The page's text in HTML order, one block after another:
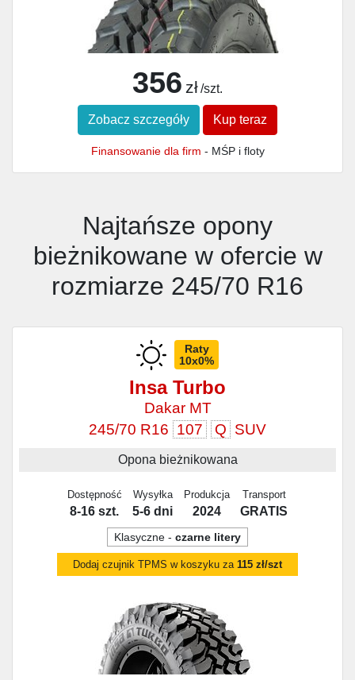
356 zł /szt.
Zobacz szczegóły Kup teraz
Finansowanie dla firm - MŚP i floty
Najtańsze opony
bieżnikowane w ofercie w
rozmiarze 245/70 R16
Raty
10x0%
Insa Turbo
Dakar MT
245/70 R16 107 Q SUV
Opona bieżnikowana
Dostępność
8-16 szt.
Wysyłka
5-6 dni
Produkcja
2024
Transport
GRATIS
Klasyczne - czarne litery
Dodaj czujnik TPMS w koszyku za 115 zł/szt